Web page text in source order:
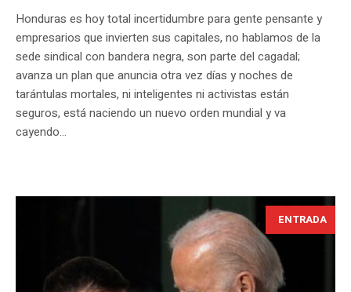
Honduras es hoy total incertidumbre para gente pensante y
empresarios que invierten sus capitales, no hablamos de la
sede sindical con bandera negra, son parte del cagadal;
avanza un plan que anuncia otra vez días y noches de
tarántulas mortales, ni inteligentes ni activistas están
seguros, está naciendo un nuevo orden mundial y va
cayendo...
ENTRADA